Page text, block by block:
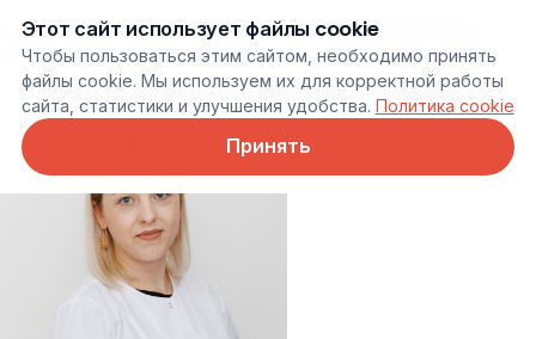
Онлайн запись
Этот сайт использует файлы cookie
Чтобы пользоваться этим сайтом, необходимо принять
файлы cookie. Мы используем их для корректной работы
сайта, статистики и улучшения удобства. Политика cookie
Принять